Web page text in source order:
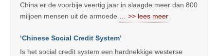
China er de voorbije veertig jaar in slaagde meer dan 800
miljoen mensen uit de armoede
… >> lees meer
‘Chinese Social Credit System’
Is het social credit system een hardnekkige westerse